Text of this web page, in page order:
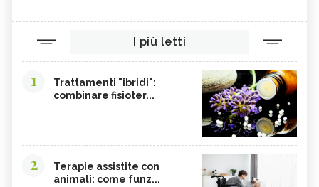
I più letti
1
Trattamenti "ibridi":
combinare fisioter...
2
Terapie assistite con
animali: come funz...